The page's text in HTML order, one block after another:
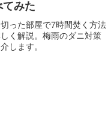
みた
った部屋で7時間焚く方法
く解説。梅雨のダニ対策
します。